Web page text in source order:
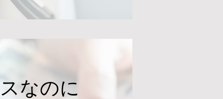
なのに